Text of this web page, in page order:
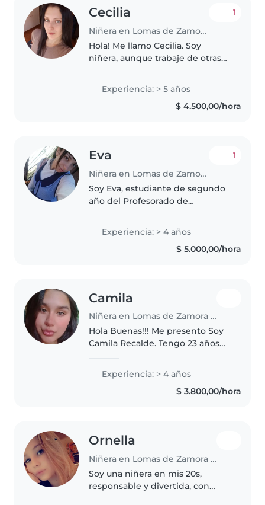
Cecilia
Niñera en Lomas de Zamora (Buenos Aires)
1
Hola! Me llamo Cecilia. Soy
niñera, aunque trabaje de otras
este rubro.. me llevo muy bien
con los niños, me encanta pasar
tiempo con ellos dibujando y
Experiencia: > 5 años
$ 4.500,00/hora
Eva
Niñera en Lomas de Zamora (Buenos Aires)
1
Soy Eva, estudiante de segundo
año del Profesorado de
desde los 4 meses hasta los 12
años, tanto de forma particular..
Experiencia: > 4 años
$ 5.000,00/hora
Camila
Niñera en Lomas de Zamora (Buenos Aires)
Hola Buenas!!! Me presento Soy
Camila Recalde. Tengo 23 años
con 4 años de experiencia fuera
y también en mí entorno familiar
! Se cuidar a tanto a..
Experiencia: > 4 años
$ 3.800,00/hora
Ornella
Niñera en Lomas de Zamora (Buenos Aires)
Soy una niñera en mis 20s,
responsable y divertida, con